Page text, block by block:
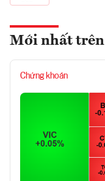
Mới nhất trên
Chứng khoán